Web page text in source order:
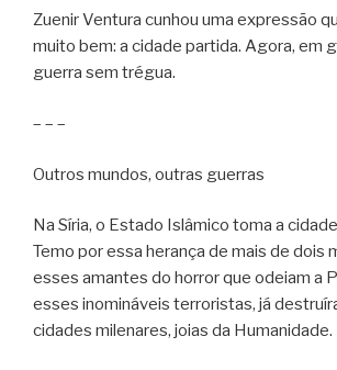
Zuenir Ventura cunhou uma expressão
muito bem: a cidade partida. Agora, em
guerra sem trégua.
– – –
Outros mundos, outras guerras
Na Síria, o Estado Islâmico toma a
Temo por essa herança de mais de dois
esses amantes do horror que odeiam a
esses inomináveis terroristas, já
cidades milenares, joias da Humanidade.